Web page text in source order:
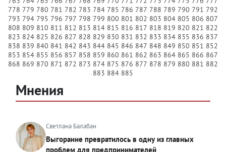
778 779 780 781 782 783 784 785 786 787 788 789 790 791 792
793 794 795 796 797 798 799 800 801 802 803 804 805 806 807
808 809 810 811 812 813 814 815 816 817 818 819 820 821 822
823 824 825 826 827 828 829 830 831 832 833 834 835 836 837
838 839 840 841 842 843 844 845 846 847 848 849 850 851 852
853 854 855 856 857 858 859 860 861 862 863 864 865 866 867
868 869 870 871 872 873 874 875 876 877 878 879 880 881 882
883 884 885
Мнения
Светлана Балабан
Выгорание превратилось в одну из главных
проблем для предпринимателей